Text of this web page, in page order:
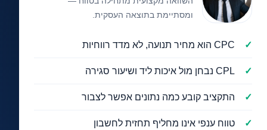
ומסתיימת בתוצאה העסקית.
CPC הוא מחיר תנועה, לא מדד רווחיות
CPL נבחן מול איכות ליד ושיעור סגירה
התקציב קובע כמה נתונים אפשר לצבור
טווח ענפי אינו מחליף תחזית לחשבון